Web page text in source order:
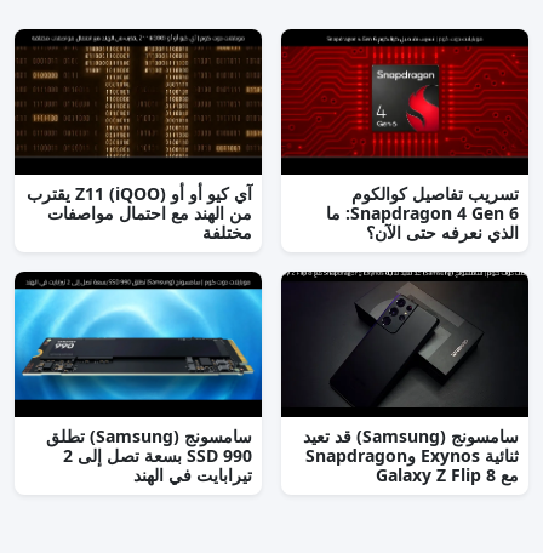
تسريب تفاصيل كوالكوم
Snapdragon 4 Gen 6: ما
الذي نعرفه حتى الآن؟
آي كيو أو أو (iQOO) Z11 يقترب
من الهند مع احتمال مواصفات
مختلفة
سامسونج (Samsung) قد تعيد
ثنائية Exynos وSnapdragon
مع Galaxy Z Flip 8
سامسونج (Samsung) تطلق
990 SSD بسعة تصل إلى 2
تيرابايت في الهند